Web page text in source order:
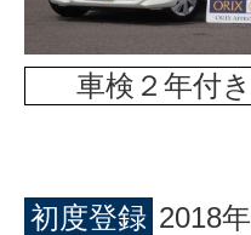
車検２年付き
初度登録 2018年